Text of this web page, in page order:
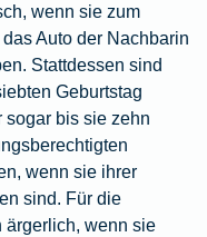
wenn sie zum
Auto der Nachbarin
Stattdessen sind
Geburtstag
bis sie zehn
wenn sie ihrer
sind. Für die
ärgerlich, wenn sie